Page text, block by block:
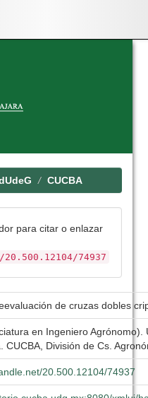
CUCBA
para citar o enlazar
74937
de cruzas dobles
en Ingeniero Agrónomo).
CUCBA, División de Cs.
20.500.12104/74937